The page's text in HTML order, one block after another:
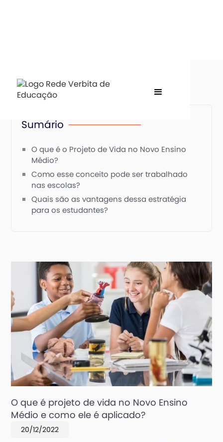
Sumário
O que é o Projeto de Vida no Novo Ensino
Médio?
Como esse conceito pode ser trabalhado
nas escolas?
Quais são as vantagens dessa estratégia
para os estudantes?
O que é projeto de vida no Novo Ensino
Médio e como ele é aplicado?
20/12/2022